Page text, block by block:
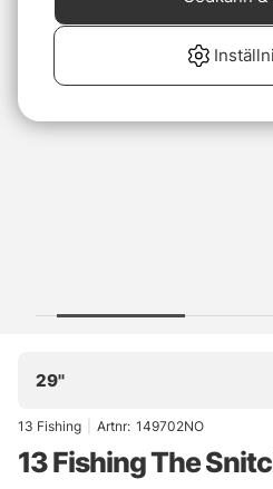
29''
13 Fishing Artnr: 149702NO
13 Fishing The